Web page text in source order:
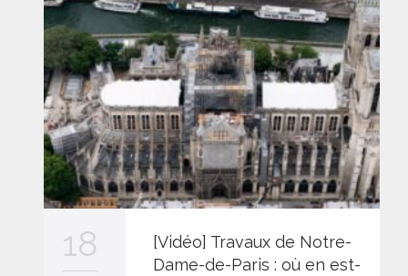
i
t
18
[Vidéo] Travaux de Notre-
Dame-de-Paris : où en est-